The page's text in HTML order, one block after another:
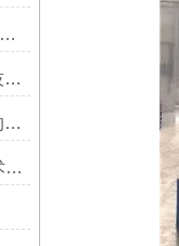
机床行业想成功，要“借力”，不要“尽力”！
VMC855加工中心的高速切削技术介绍
VMC855加工中心推动制造业的发展
五轴加工中心的工作原理及技术优势